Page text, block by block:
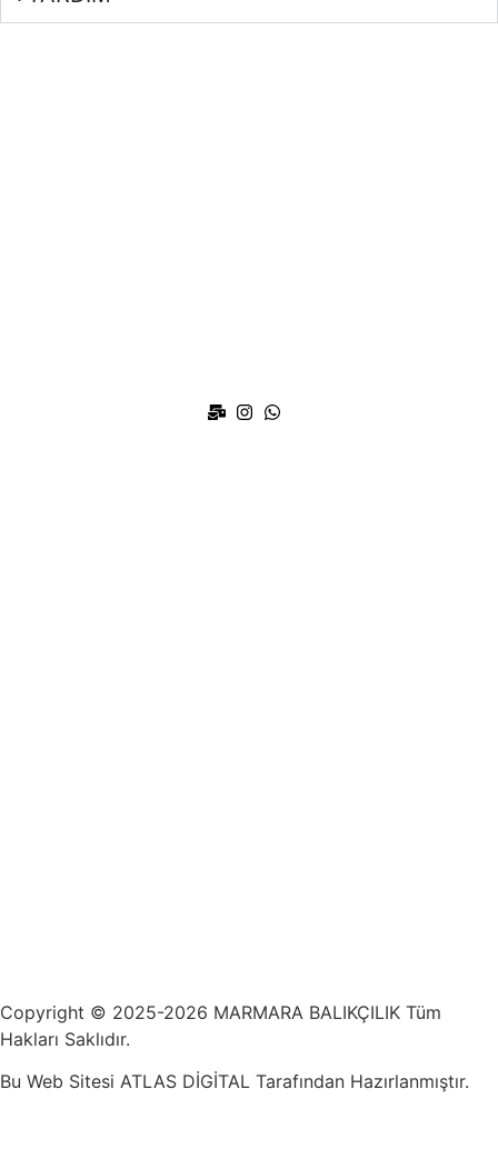
Copyright © 2025-2026 MARMARA BALIKÇILIK Tüm
Hakları Saklıdır.
Bu Web Sitesi ATLAS DİGİTAL Tarafından Hazırlanmıştır.